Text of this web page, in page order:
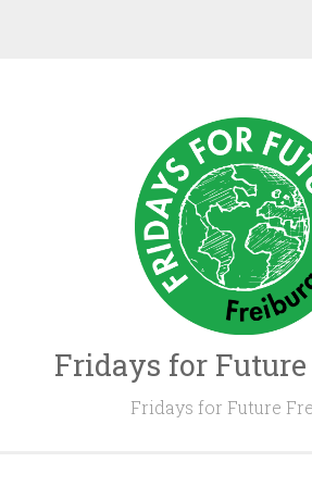
Fridays for
Fridays for Future